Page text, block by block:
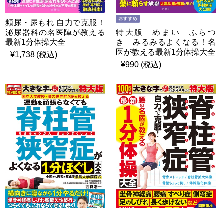
頻尿・尿もれ 自力で克服！
泌尿器科の名医陣が教える
最新1分体操大全
¥1,738 (税込)
特大版 めまい ふらつ
き みるみるよくなる！名
医が教える最新1分体操大全
¥990 (税込)